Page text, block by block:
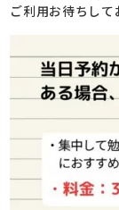
ご利用お待ちして